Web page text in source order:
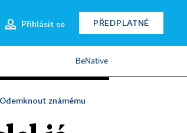
Přihlásit se PŘEDPLATNÉ
BeNative
Odemknout známému